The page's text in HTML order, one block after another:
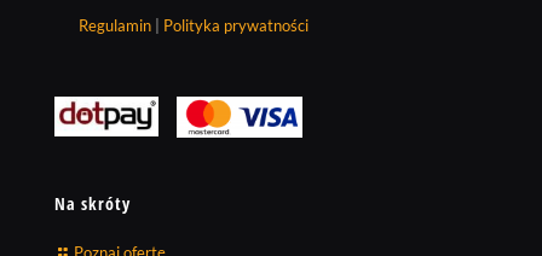
Regulamin Polityka prywatności
Na skróty